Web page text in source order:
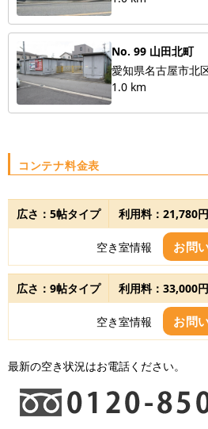
No. 99 山田北町
愛知県名古屋市北
1.0 km
コンテナ料金表
広さ：5帖タイプ 利用料：21,780
空き室情報 お問
広さ：9帖タイプ 利用料：33,000
空き室情報 お問
最新の空き状況はお電話ください。